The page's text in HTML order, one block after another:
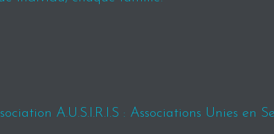
A.U.S.I.R.I.S : Associations Unies en